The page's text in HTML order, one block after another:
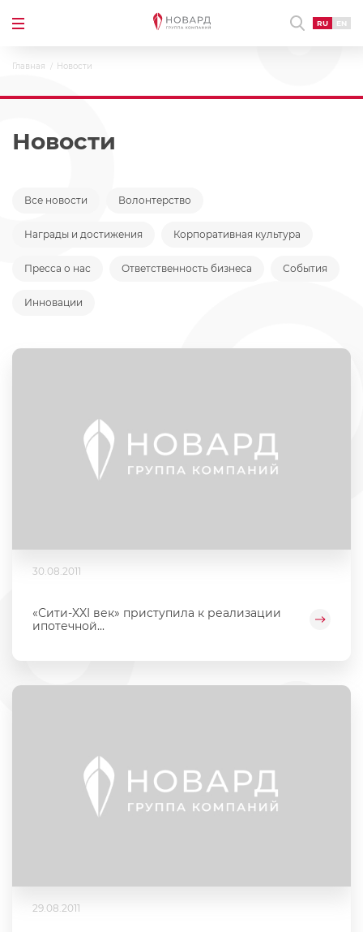
RU EN
Главная Новости
Новости
Все новости Волонтерство
Награды и достижения Корпоративная культура
Пресса о нас Ответственность бизнеса События
Инновации
30.08.2011
«Сити-XXI век» приступила к реализации
ипотечной...
29.08.2011